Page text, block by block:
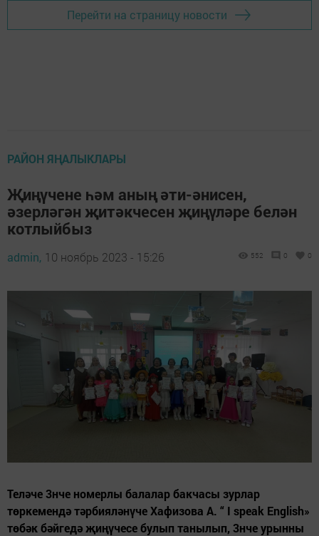
Перейти на страницу новости
РАЙОН ЯҢАЛЫКЛАРЫ
Җиңүчене һәм аның әти-әнисен,
әзерләгән җитәкчесен җиңүләре белән
котлыйбыз
admin, 10 ноябрь 2023 - 15:26 552 0 0
Теләче 3нче номерлы балалар бакчасы зурлар
төркемендә тәрбияләнүче Хафизова А. “ I speak English»
төбәк бәйгедә җиңүчесе булып танылып, 3нче урынны